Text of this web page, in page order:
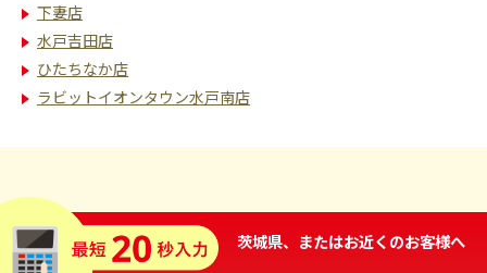
下妻店
水戸吉田店
ひたちなか店
ラビットイオンタウン水戸南店
茨城県、またはお近くのお客様へ